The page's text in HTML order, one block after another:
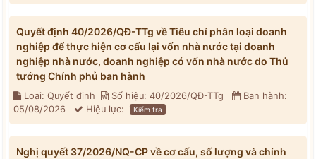
Quyết định 40/2026/QĐ-TTg về Tiêu chí phân loại doanh
nghiệp để thực hiện cơ cấu lại vốn nhà nước tại doanh
nghiệp nhà nước, doanh nghiệp có vốn nhà nước do Thủ
tướng Chính phủ ban hành
Loại: Quyết định Số hiệu: 40/2026/QĐ-TTg
Ban hành:
05/08/2026
Hiệu lực: Kiểm tra
Nghị quyết 37/2026/NQ-CP về cơ cấu, số lượng và chính